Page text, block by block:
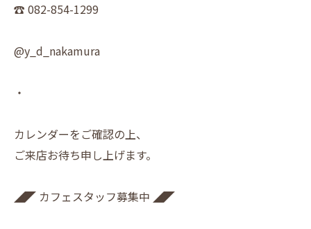
☎︎ 082-854-1299
@y_d_nakamura
・
カレンダーをご確認の上、
ご来店お待ち申し上げます。
◢◤ カフェスタッフ募集中 ◢◤